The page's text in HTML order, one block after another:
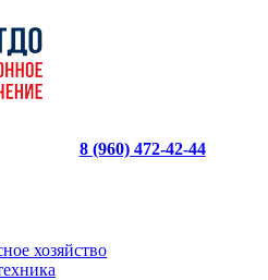
8 (960) 472-42-44
хозяйство